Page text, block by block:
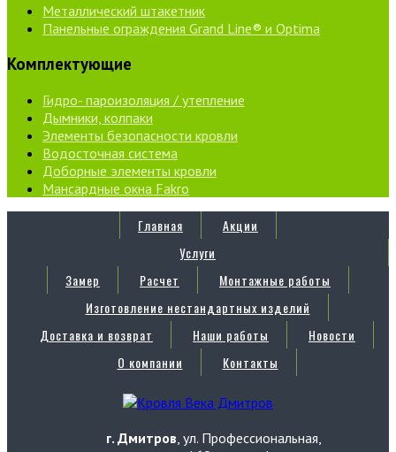
Металлический штакетник
Панельные ограждения Grand Line® и Optima
Комплектующие
Гидро- пароизоляция / утепление
Дымники, колпаки
Элементы безопасности кровли
Водосточная система
Доборные элементы кровли
Мансардные окна Fakro
Главная
Акции
Услуги
Замер
Расчет
Монтажные работы
Изготовление нестандартных изделий
Доставка и возврат
Наши работы
Новости
О компании
Контакты
г. Дмитров, ул. Профессиональная,